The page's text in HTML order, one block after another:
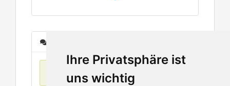
Ihre Privatsphäre ist
uns wichtig